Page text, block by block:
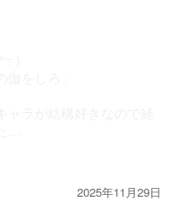
2025年11月29日